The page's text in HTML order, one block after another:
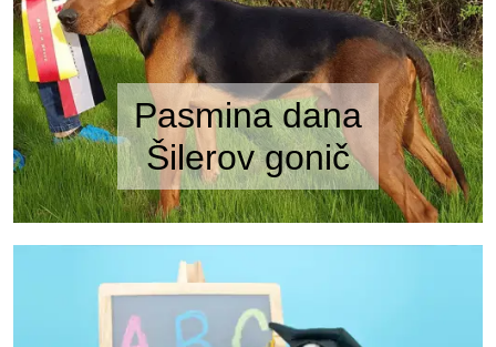
Pasmina dana
Šilerov gonič